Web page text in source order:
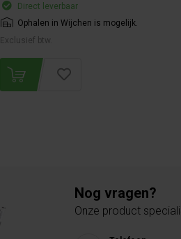
Direct leverbaar
Ophalen in Wijchen is mogelijk.
Exclusief btw.
Nog vragen?
Onze product